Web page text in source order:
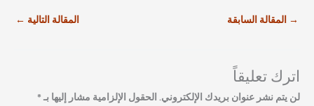
→ المقالة السابقة المقالة التالية ←
اترك تعليقاً
لن يتم نشر عنوان بريدك الإلكتروني. الحقول الإلزامية مشار إليها بـ*